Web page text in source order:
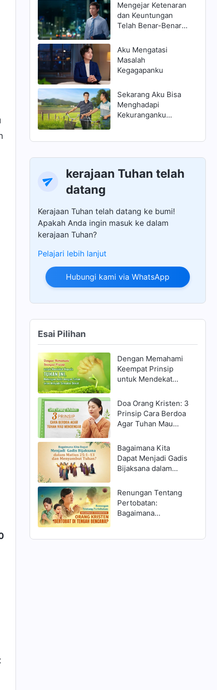
Mengejar Ketenaran
dan Keuntungan
Telah Benar-Benar
Aku Mengatasi
Masalah
Kegagapanku
Sekarang Aku Bisa
Menghadapi
Kekuranganku
kerajaan Tuhan telah
datang
Kerajaan Tuhan telah datang ke bumi!
Apakah Anda ingin masuk ke dalam
kerajaan Tuhan?
Pelajari lebih lanjut
Hubungi kami via WhatsApp
Esai Pilihan
Dengan Memahami
Keempat Prinsip
untuk Mendekat
Hubungan Anda
dengan Tuhan akan
Menjadi Semakin
Dekat
Doa Orang Kristen: 3
Prinsip Cara Berdoa
Agar Tuhan Mau
Bagaimana Kita
Dapat Menjadi Gadis
Bijaksana dalam
Menyambut Tuhan?
Renungan Tentang
Pertobatan:
Bagaimana